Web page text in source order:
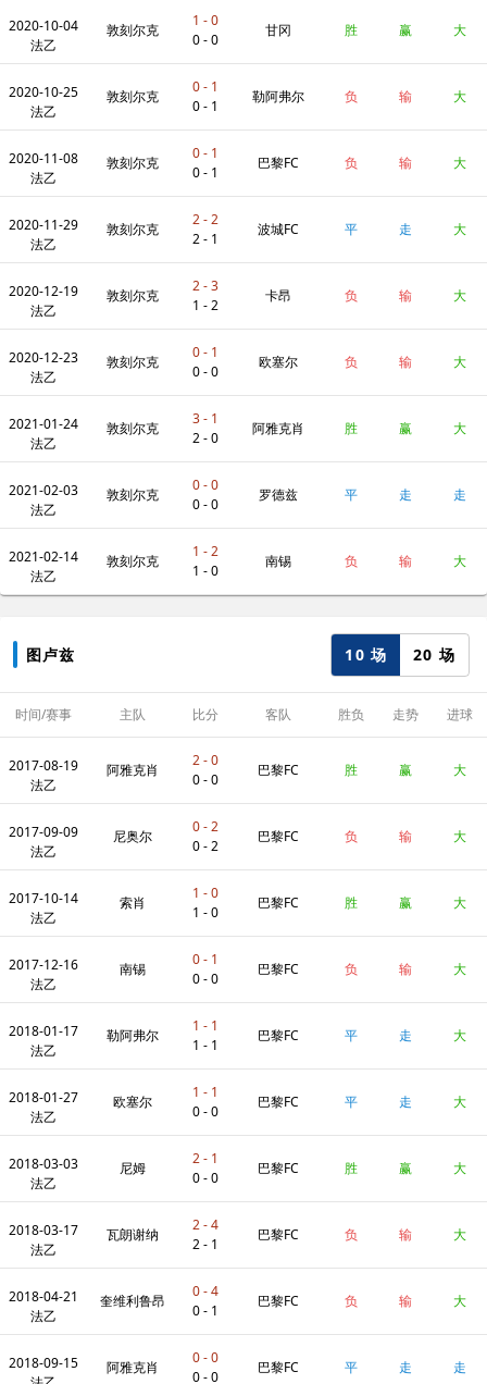
2020-10-04
法乙
敦刻尔克
1 - 0
0 - 0
甘冈 胜 赢 大
2020-10-25
法乙
敦刻尔克
0 - 1
0 - 1
勒阿弗尔 负 输 大
2020-11-08
法乙
敦刻尔克
0 - 1
0 - 1
巴黎FC 负 输 大
2020-11-29
法乙
敦刻尔克
2 - 2
2 - 1
波城FC 平 走 大
2020-12-19
法乙
敦刻尔克
2 - 3
1 - 2
卡昂 负 输 大
2020-12-23
法乙
敦刻尔克
0 - 1
0 - 0
欧塞尔 负 输 大
2021-01-24
法乙
敦刻尔克
3 - 1
2 - 0
阿雅克肖 胜 赢 大
2021-02-03
法乙
敦刻尔克
0 - 0
0 - 0
罗德兹 平 走 走
2021-02-14
法乙
敦刻尔克
1 - 2
1 - 0
南锡 负 输 大
图卢兹 10 场 20 场
时间/赛事 主队 比分 客队 胜负 走势 进球
2017-08-19
法乙
阿雅克肖
2 - 0
0 - 0
巴黎FC 胜 赢 大
2017-09-09
法乙
尼奥尔
0 - 2
0 - 2
巴黎FC 负 输 大
2017-10-14
法乙
索肖
1 - 0
1 - 0
巴黎FC 胜 赢 大
2017-12-16
法乙
南锡
0 - 1
0 - 0
巴黎FC 负 输 大
2018-01-17
法乙
勒阿弗尔
1 - 1
1 - 1
巴黎FC 平 走 大
2018-01-27
法乙
欧塞尔
1 - 1
0 - 0
巴黎FC 平 走 大
2018-03-03
法乙
尼姆
2 - 1
0 - 0
巴黎FC 胜 赢 大
2018-03-17
法乙
瓦朗谢纳
2 - 4
2 - 1
巴黎FC 负 输 大
2018-04-21
法乙
奎维利鲁昂
0 - 4
0 - 1
巴黎FC 负 输 大
2018-09-15
阿雅克肖
0 - 0
0 - 0
巴黎FC 平 走 走